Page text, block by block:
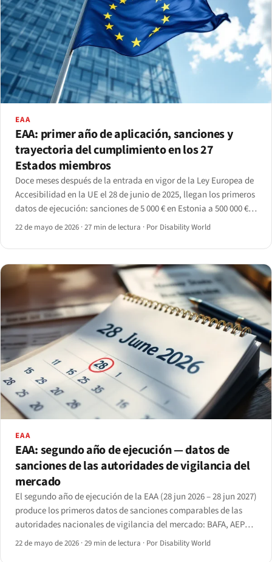
EAA
EAA: primer año de aplicación, sanciones y
trayectoria del cumplimiento en los 27
Estados miembros
Doce meses después de la entrada en vigor de la Ley Europea de
Accesibilidad en la UE el 28 de junio de 2025, llegan los primeros
datos de ejecución: sanciones de 5 000 € en Estonia a 500 000 €
en Alemania, cobertura de escaneo del 30% al 70% y
22 de mayo de 2026 ·27 min de lectura · Por Disability World
EAA
EAA: segundo año de ejecución — datos de
sanciones de las autoridades de vigilancia del
mercado
El segundo año de ejecución de la EAA (28 jun 2026 – 28 jun 2027)
produce los primeros datos de sanciones comparables de las
autoridades nacionales de vigilancia del mercado: BAFA, AEPD,
ARCOM, AgID, Tarbijakaitseamet, Agentschap Telecom y la
22 de mayo de 2026 ·29 min de lectura · Por Disability World